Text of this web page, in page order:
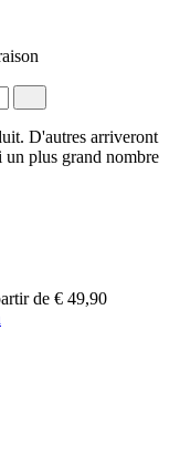
D'autres arriveront
plus grand nombre
de € 49,90